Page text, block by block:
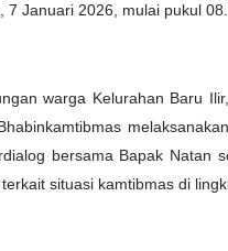
Januari 2026, mulai pukul
warga Kelurahan Baru
bersama Bapak Natan
situasi kamtibmas di